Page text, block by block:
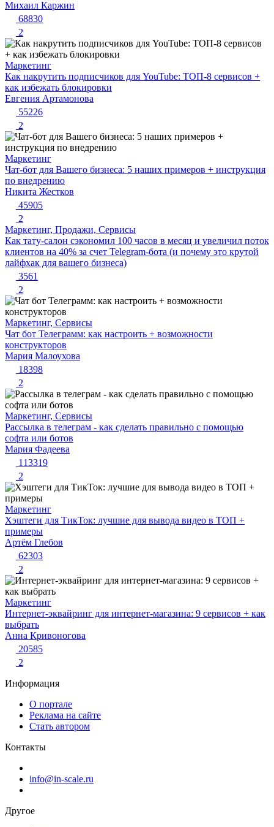
Михаил Каржин
68830
2
Маркетинг
Как накрутить подписчиков для YouTube: ТОП-8 сервисов +
как избежать блокировки
Евгения Артамонова
55226
2
Маркетинг
Чат-бот для Вашего бизнеса: 5 наших примеров + инструкция
по внедрению
Никита Жестков
45905
2
Маркетинг, Продажи, Сервисы
Как тату-салон сэкономил 100 часов в месяц и увеличил поток
клиентов на 40% за счет Telegram-бота (и почему это крутой
лайфхак для вашего бизнеса)
3561
2
Маркетинг, Сервисы
Чат бот Телеграмм: как настроить + возможности
конструкторов
Мария Малоухова
18398
2
Маркетинг, Сервисы
Рассылка в телеграм - как сделать правильно с помощью
софта или ботов
Мария Фадеева
113319
2
Маркетинг
Хэштеги для ТикТок: лучшие для вывода видео в ТОП +
примеры
Артём Глебов
62303
2
Маркетинг
Интернет-эквайринг для интернет-магазина: 9 сервисов + как
выбрать
Анна Кривоногова
20585
2
Информация
О портале
Реклама на сайте
Стать автором
Контакты
info@in-scale.ru
Другое